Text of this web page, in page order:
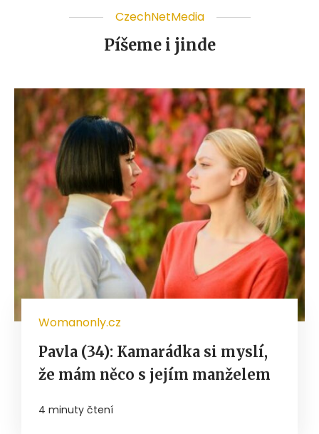
CzechNetMedia
Píšeme i jinde
Womanonly.cz
Pavla (34): Kamarádka si myslí,
že mám něco s jejím manželem
4 minuty čtení